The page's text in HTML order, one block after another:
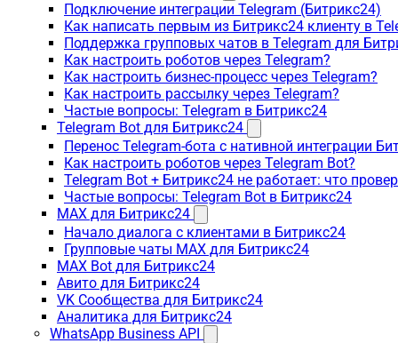
Подключение интеграции Telegram (Битрикс24)
Как написать первым из Битрикс24 клиенту в
Поддержка групповых чатов в Telegram для
Как настроить роботов через Telegram?
Как настроить бизнес-процесс через Telegram?
Как настроить рассылку через Telegram?
Частые вопросы: Telegram в Битрикс24
Telegram Bot для Битрикс24
Перенос Telegram-бота с нативной интеграции
Как настроить роботов через Telegram Bot?
Telegram Bot + Битрикс24 не работает: что
Частые вопросы: Telegram Bot в Битрикс24
MAX для Битрикс24
Начало диалога с клиентами в Битрикс24
Групповые чаты MAX для Битрикс24
MAX Bot для Битрикс24
Авито для Битрикс24
VK Сообщества для Битрикс24
Аналитика для Битрикс24
WhatsApp Business API